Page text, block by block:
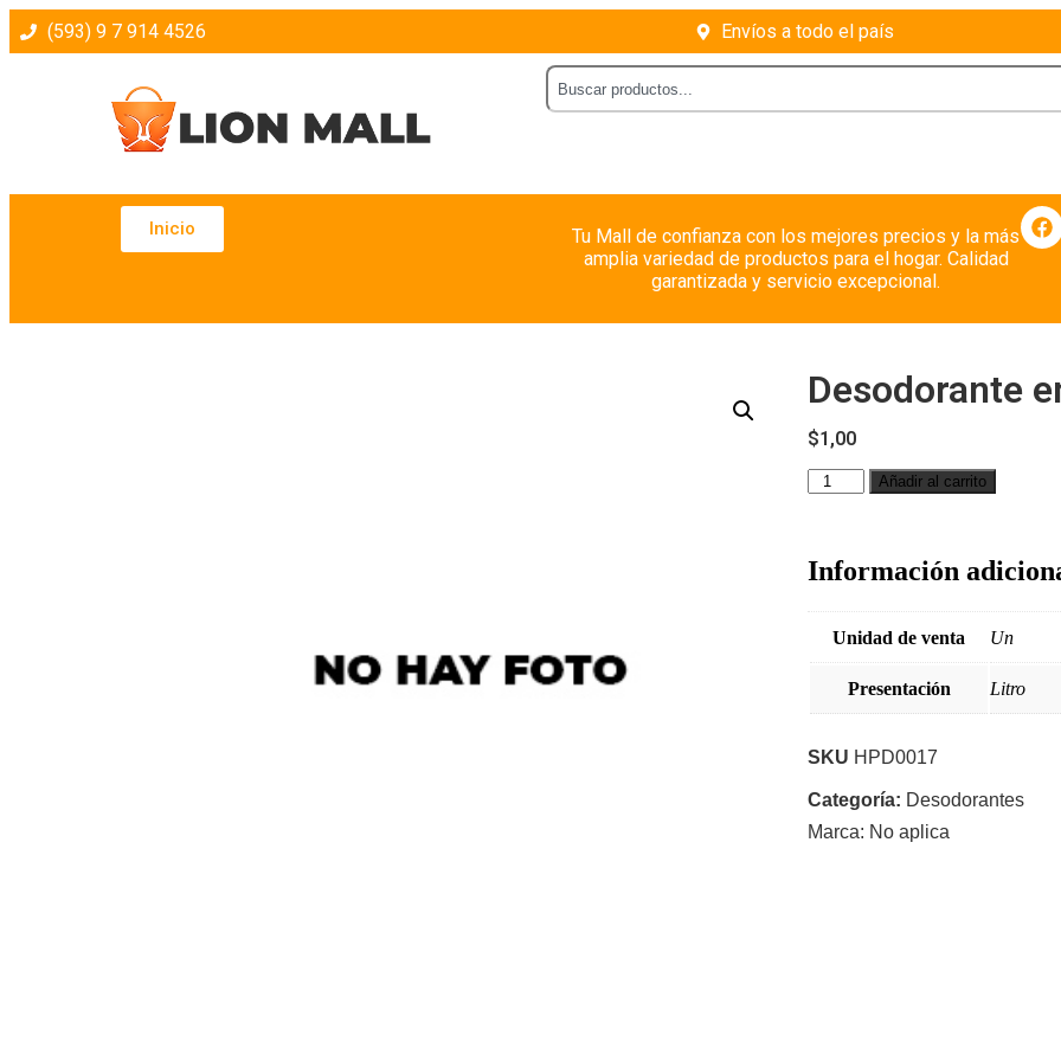
(593) 9 7 914 4526 Envíos a todo el país
Inicio
Tu Mall de confianza con los mejores precios y la más
amplia variedad de productos para el hogar. Calidad
garantizada y servicio excepcional.
Desodorante
$1,00
Añadir al carrito
Información
Unidad de venta Un
Presentación Litro
SKU HPD0017
Categoría: Desodorantes
Marca: No aplica